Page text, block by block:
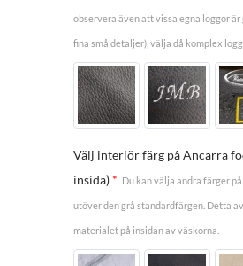
observera även att vissa egna loggor
fina små detaljer), välja då komplex
Välj interiör färg på Ancarra
insida)* Du kan välja andra färger
utöver den grå standardfärgen. Detta
materialet på insidan av väskorna.